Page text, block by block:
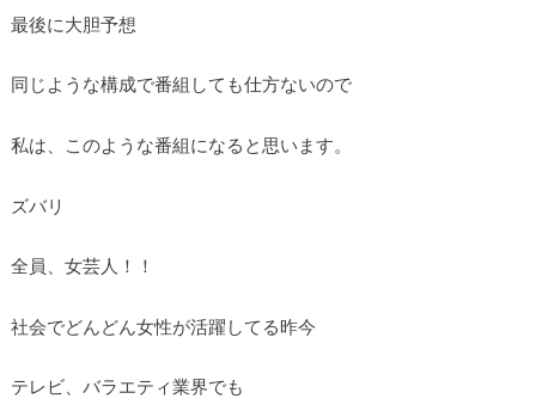
最後に大胆予想
同じような構成で番組しても仕方ないので
私は、このような番組になると思います。
ズバリ
全員、女芸人！！
社会でどんどん女性が活躍してる昨今
テレビ、バラエティ業界でも